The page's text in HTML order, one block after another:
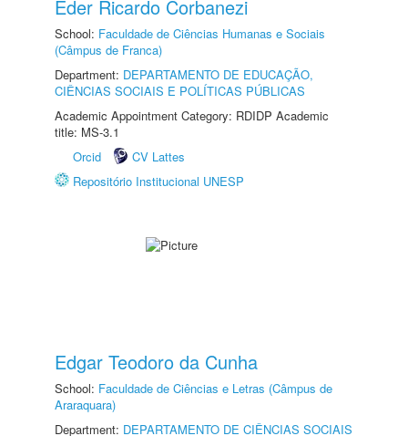
Eder Ricardo Corbanezi
School: Faculdade de Ciências Humanas e Sociais
(Câmpus de Franca)
Department: DEPARTAMENTO DE EDUCAÇÃO,
CIÊNCIAS SOCIAIS E POLÍTICAS PÚBLICAS
Academic Appointment Category: RDIDP Academic
title: MS-3.1
Orcid
CV Lattes
Repositório Institucional UNESP
Edgar Teodoro da Cunha
School: Faculdade de Ciências e Letras (Câmpus de
Araraquara)
Department: DEPARTAMENTO DE CIÊNCIAS SOCIAIS